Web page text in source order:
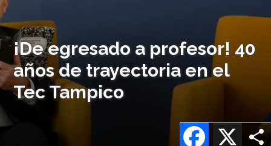
¡De egresado a profesor! 40
años de trayectoria en el
Tec Tampico
X
Facebook